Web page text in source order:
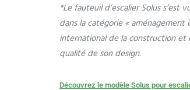
*Le fauteuil d’escalier Solus s’est
dans la catégorie «
international de la construction
qualité de son design.
Découvrez le modèle Solus pour